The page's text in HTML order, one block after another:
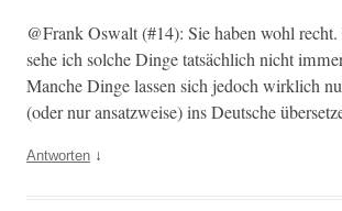
@Frank Oswalt (#14): Sie haben wohl
sehe ich solche Dinge tat­säch­lich nicht
Manche Dinge lassen sich jedoch wirk­lich
(oder nur ansatzweise) ins Deutsche
Antworten ↓